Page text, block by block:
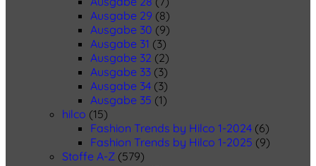
Ausgabe 29 (8)
Ausgabe 30 (9)
Ausgabe 31 (3)
Ausgabe 32 (2)
Ausgabe 33 (3)
Ausgabe 34 (3)
Ausgabe 35 (1)
hilco (15)
Fashion Trends by Hilco 1-2024 (6)
Fashion Trends by Hilco 1-2025 (9)
Stoffe A-Z (579)